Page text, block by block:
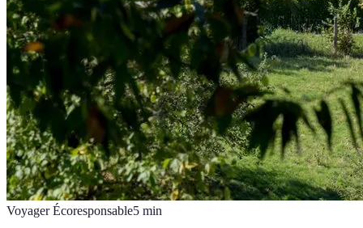
Voyager Écoresponsable5 min